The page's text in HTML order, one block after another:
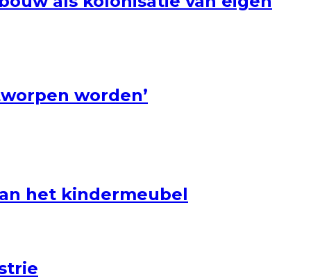
worden’
het kindermeubel